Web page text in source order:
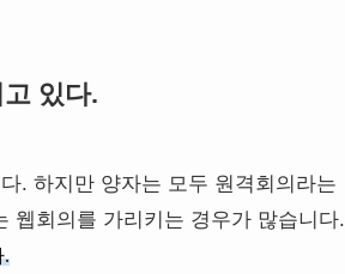
있다.
. 하지만 양자는 모두 원격회의라는
웹회의를 가리키는 경우가 많습니다.
.